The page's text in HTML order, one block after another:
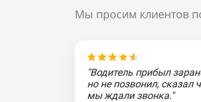
Мы просим клиентов
"Водитель прибыл
но не позвонил, сказал
мы ждали звонка."